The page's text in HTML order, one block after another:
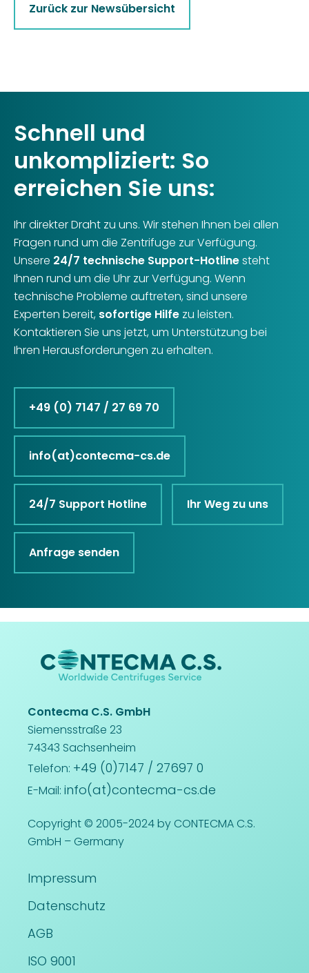
Zurück zur Newsübersicht
Schnell und
unkompliziert: So
erreichen Sie uns:
Ihr direkter Draht zu uns. Wir stehen Ihnen bei allen
Fragen rund um die Zentrifuge zur Verfügung.
Unsere 24/7 technische Support-Hotlinesteht
Ihnen rund um die Uhr zur Verfügung. Wenn
technische Probleme auftreten, sind unsere
Experten bereit, sofortige Hilfe zu leisten.
Kontaktieren Sie uns jetzt, um Unterstützung bei
Ihren Herausforderungen zu erhalten.
+49 (0) 7147 / 27 69 70
info(at)contecma-cs.de
24/7 Support Hotline Ihr Weg zu uns
Anfrage senden
Contecma C.S. GmbH
Siemensstraße 23
74343 Sachsenheim
Telefon: +49 (0)7147 / 27697 0
E-Mail: info(at)contecma-cs.de
Copyright © 2005-2024 by CONTECMA C.S.
GmbH – Germany
Impressum
Datenschutz
AGB
ISO 9001